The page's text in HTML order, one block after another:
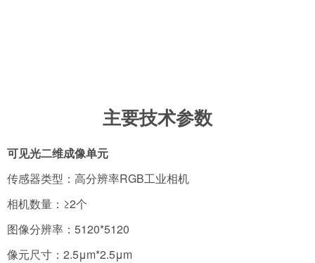
主要技术参数
可见光二维成像单元
传感器类型：高分辨率RGB工业相机
相机数量：≥2个
图像分辨率：5120*5120
像元尺寸：2.5μm*2.5μm